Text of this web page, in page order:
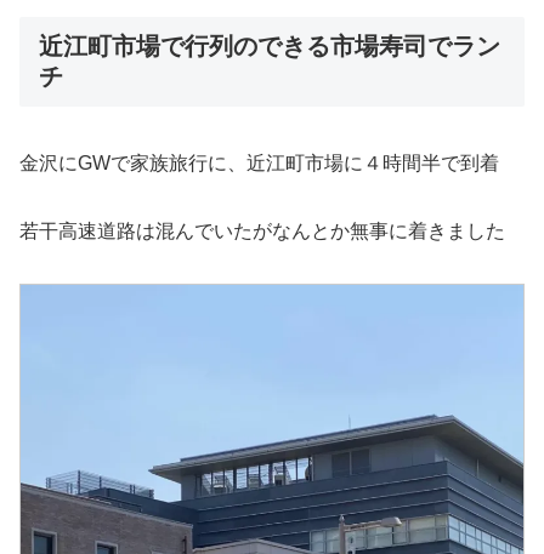
近江町市場で行列のできる市場寿司でラン
チ
金沢にGWで家族旅行に、近江町市場に４時間半で到着
若干高速道路は混んでいたがなんとか無事に着きました